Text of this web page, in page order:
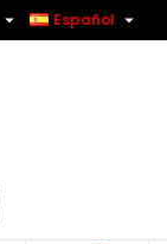
Español 
